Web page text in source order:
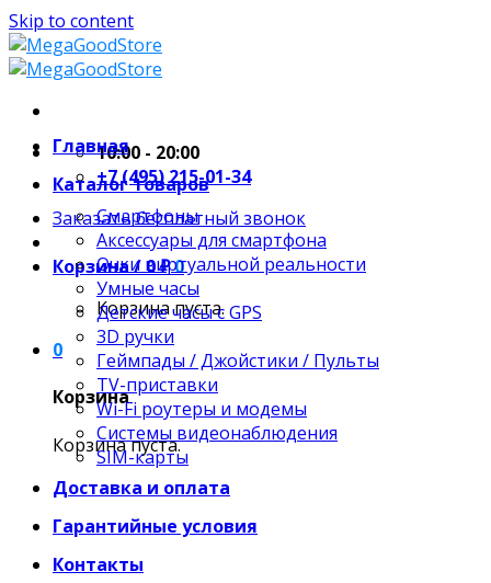
Skip to content
10:00 - 20:00
+7 (495) 215-01-34
Заказать бесплатный звонок
Корзина /0₽0
Корзина пуста.
0
Корзина
Корзина пуста.
Главная
Каталог товаров
Смартфоны
Аксессуары для смартфона
Очки виртуальной реальности
Умные часы
Детские часы с GPS
3D ручки
Геймпады / Джойстики / Пульты
TV-приставки
Wi-Fi роутеры и модемы
Системы видеонаблюдения
SIM-карты
Доставка и оплата
Гарантийные условия
Контакты